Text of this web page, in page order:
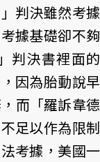
判決雖然考據
據基礎卻不夠
判決書裡面的
因為胎動說早
而「羅訴韋德
足以作為限制
考據，美國一